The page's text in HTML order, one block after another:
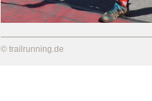
© trailrunning.de